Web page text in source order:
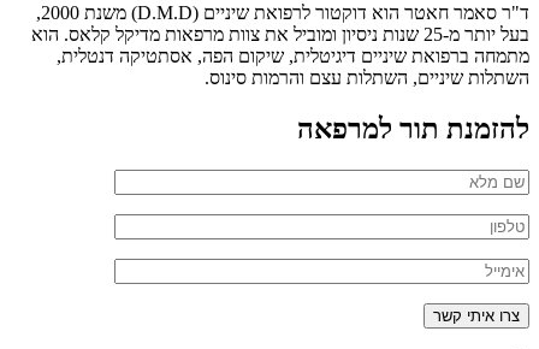
ד"ר סאמר חאטר הוא דוקטור לרפואת שיניים (D.M.D) משנת 2000,
בעל יותר מ-25 שנות ניסיון ומוביל את צוות מרפאות מדיקל קלאס. הוא
מתמחה ברפואת שיניים דיגיטלית, שיקום הפה, אסתטיקה דנטלית,
השתלות שיניים, השתלות עצם והרמות סינוס.
להזמנת תור למרפאה